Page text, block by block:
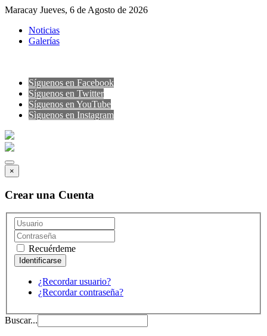
Maracay Jueves, 6 de Agosto de 2026
Noticias
Galerías
Síguenos en Facebook
Síguenos en Twitter
Síguenos en YouTube
Sìguenos en Instagram
×
Crear una Cuenta
Recuérdeme
¿Recordar usuario?
¿Recordar contraseña?
Buscar...